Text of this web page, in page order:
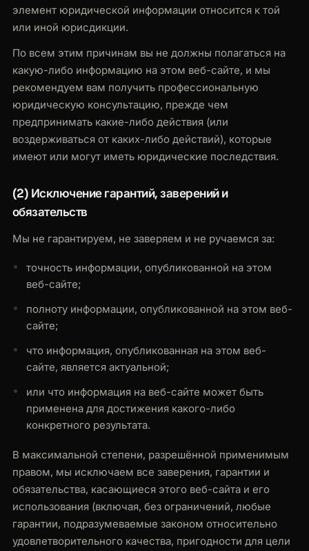
элемент юридической информации относится к той
или иной юрисдикции.
По всем этим причинам вы не должны полагаться на
какую-либо информацию на этом веб-сайте, и мы
рекомендуем вам получить профессиональную
юридическую консультацию, прежде чем
предпринимать какие-либо действия (или
воздерживаться от каких-либо действий), которые
имеют или могут иметь юридические последствия.
(2) Исключение гарантий, заверений и
обязательств
Мы не гарантируем, не заверяем и не ручаемся за:
точность информации, опубликованной на этом
веб-сайте;
полноту информации, опубликованной на этом веб-
сайте;
что информация, опубликованная на этом веб-
сайте, является актуальной;
или что информация на веб-сайте может быть
применена для достижения какого-либо
конкретного результата.
В максимальной степени, разрешённой применимым
правом, мы исключаем все заверения, гарантии и
обязательства, касающиеся этого веб-сайта и его
использования (включая, без ограничений, любые
гарантии, подразумеваемые законом относительно
удовлетворительного качества, пригодности для цели